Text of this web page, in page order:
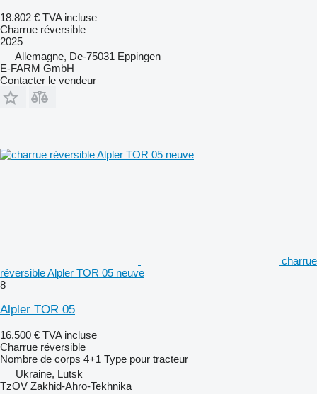
18.802 € TVA incluse
Charrue réversible
2025
Allemagne, De-75031 Eppingen
E-FARM GmbH
Contacter le vendeur
charrue
réversible Alpler TOR 05 neuve
8
Alpler TOR 05
16.500 € TVA incluse
Charrue réversible
Nombre de corps 4+1 Type pour tracteur
Ukraine, Lutsk
TzOV Zakhid-Ahro-Tekhnika